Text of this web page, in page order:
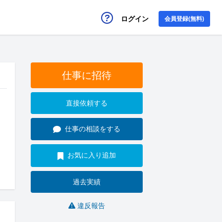
ログイン 会員登録(無料)
仕事に招待
直接依頼する
仕事の相談をする
お気に入り追加
過去実績
違反報告